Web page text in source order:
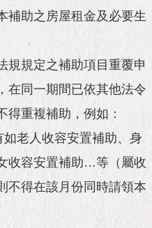
補助之房屋租金及必要生
規規定之補助項目重覆申
在同一期間已依其他法令
得重複補助，例如：
老人收容安置補助、身
收容安置補助…等（屬收
不得在該月份同時請領本